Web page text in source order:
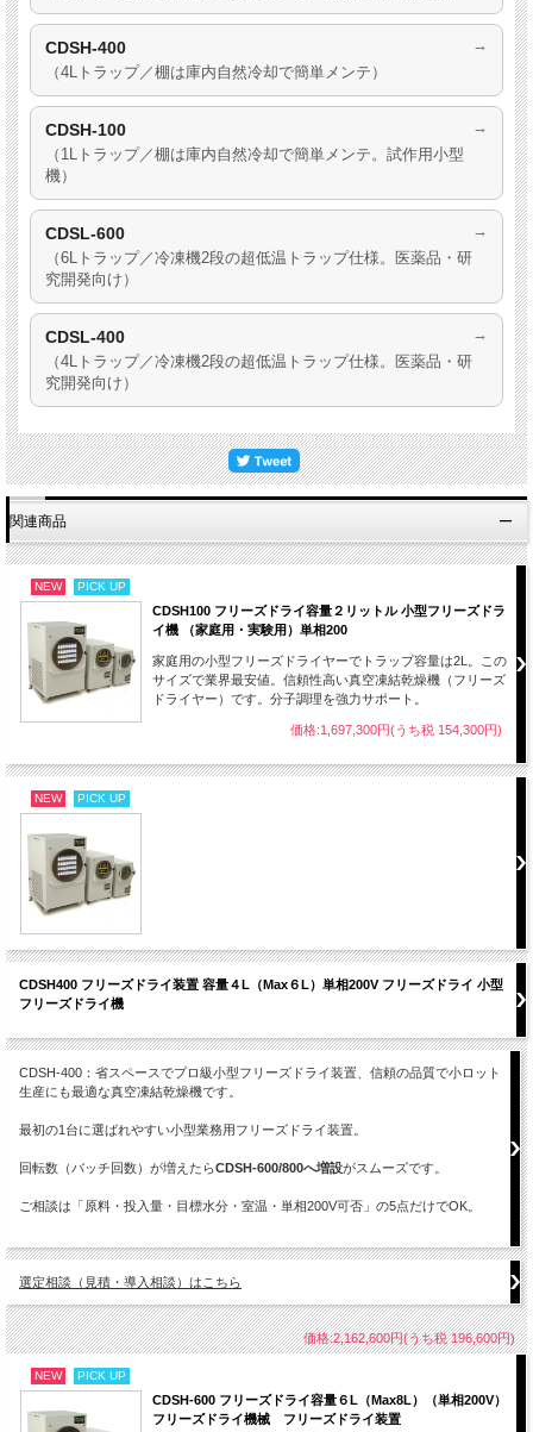
CDSH-400
（4Lトラップ／棚は庫内自然冷却で簡単メンテ）
→
CDSH-100
（1Lトラップ／棚は庫内自然冷却で簡単メンテ。試作用小型
機）
→
CDSL-600
（6Lトラップ／冷凍機2段の超低温トラップ仕様。医薬品・研
究開発向け）
→
CDSL-400
（4Lトラップ／冷凍機2段の超低温トラップ仕様。医薬品・研
究開発向け）
→
関連商品
NEW PICK UP
CDSH100 フリーズドライ容量２リットル 小型フリーズドラ
イ機 （家庭用・実験用）単相200
家庭用の小型フリーズドライヤーでトラップ容量は2L。この
サイズで業界最安値。信頼性高い真空凍結乾燥機（フリーズ
ドライヤー）です。分子調理を強力サポート。
価格:1,697,300円(うち税 154,300円)
NEW PICK UP
CDSH400 フリーズドライ装置 容量４L（Max６L）単相200V フリーズドライ 小型
フリーズドライ機
CDSH-400：省スペースでプロ級小型フリーズドライ装置、信頼の品質で小ロット
生産にも最適な真空凍結乾燥機です。
最初の1台に選ばれやすい小型業務用フリーズドライ装置。
回転数（バッチ回数）が増えたらCDSH-600/800へ増設がスムーズです。
ご相談は「原料・投入量・目標水分・室温・単相200V可否」の5点だけでOK。
選定相談（見積・導入相談）はこちら
価格:2,162,600円(うち税 196,600円)
NEW PICK UP
CDSH-600 フリーズドライ容量６L（Max8L）（単相200V）
フリーズドライ機械 フリーズドライ装置